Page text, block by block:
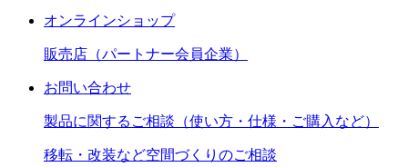
オンラインショップ
販売店（パートナー会員企業）
お問い合わせ
製品に関するご相談（使い方・仕様・ご購入など）
移転・改装など空間づくりのご相談